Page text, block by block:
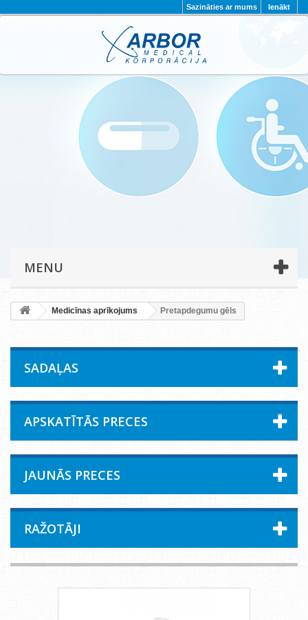
Ienākt
Sazināties ar mums
PAR MUMS PROJEKTI
KONTAKTI
PRIVĀTUMA POLITIKA
MENU
Medicīnas aprīkojums Pretapdegumu gēls
SADAĻAS
APSKATĪTĀS PRECES
JAUNĀS PRECES
RAŽOTĀJI